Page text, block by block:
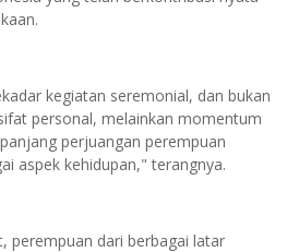
kegiatan seremonial, dan bukan
personal, melainkan momentum
perjuangan perempuan
aspek kehidupan," terangnya.
perempuan dari berbagai latar